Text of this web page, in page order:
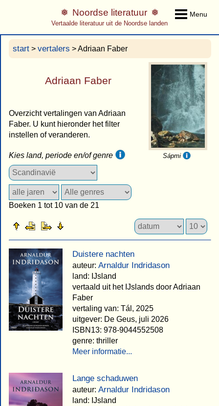
Menu
Noordse literatuur
Vertaalde literatuur uit de Noordse landen
start > vertalers > Adriaan Faber
Sápmi
Adriaan Faber
Overzicht vertalingen van Adriaan
Faber. U kunt hieronder het filter
instellen of veranderen.
Kies land, periode en/of genre
Boeken 1 tot 10 van de 21
Duistere nachten
auteur: Arnaldur Indridason
land: IJsland
vertaald uit het IJslands door Adriaan
Faber
vertaling van: Tál, 2025
uitgever: De Geus, juli 2026
ISBN13: 978-9044552508
genre: thriller
Meer informatie...
Lange schaduwen
auteur: Arnaldur Indridason
land: IJsland